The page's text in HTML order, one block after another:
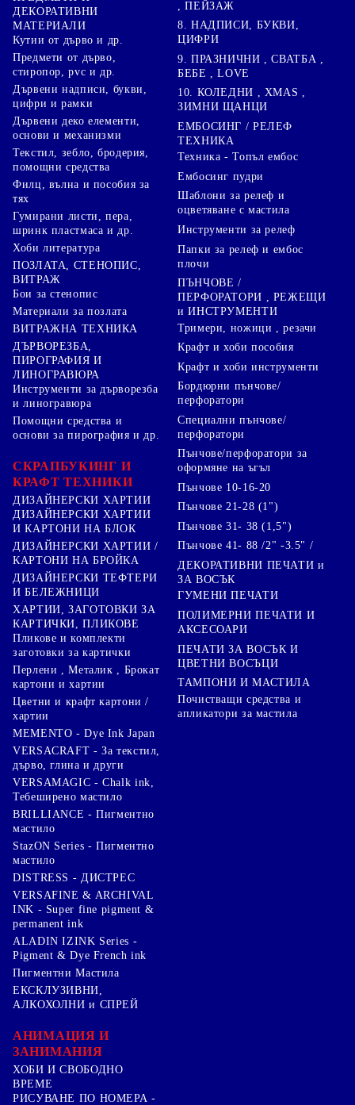
ДЕКОРАТИВНИ
МАТЕРИАЛИ
Кутии от дърво и др.
Предмети от дърво,
стиропор, pvc и др.
Дървени надписи, букви,
цифри и рамки
Дървени деко елементи,
основи и механизми
Текстил, зебло, бродерия,
помощни средства
Филц, вълна и пособия за
тях
Гумирани листи, пера,
шринк пластмаса и др.
Хоби литература
ПОЗЛАТА, СТЕНОПИС,
ВИТРАЖ
Бои за стенопис
Материали за позлата
ВИТРАЖНА ТЕХНИКА
ДЪРВОРЕЗБА,
ПИРОГРАФИЯ И
ЛИНОГРАВЮРА
Инструменти за дърворезба
и линогравюра
Помощни средства и
основи за пирография и др.
СКРАПБУКИНГ И
КРАФТ ТЕХНИКИ
ДИЗАЙНЕРСКИ ХАРТИИ
ДИЗАЙНЕРСКИ ХАРТИИ
И КАРТОНИ НА БЛОК
ДИЗАЙНЕРСКИ ХАРТИИ /
КАРТОНИ НА БРОЙКА
ДИЗАЙНЕРСКИ ТЕФТЕРИ
И БЕЛЕЖНИЦИ
ХАРТИИ, ЗАГОТОВКИ ЗА
КАРТИЧКИ, ПЛИКОВЕ
Пликове и комплекти
заготовки за картички
Перлени , Металик , Брокат
картони и хартии
Цветни и крафт картони /
хартии
, ПЕЙЗАЖ
8. НАДПИСИ, БУКВИ,
ЦИФРИ
9. ПРАЗНИЧНИ , СВАТБА ,
БЕБЕ , LOVE
10. КОЛЕДНИ , XMAS ,
ЗИМНИ ЩАНЦИ
ЕМБОСИНГ / РЕЛЕФ
ТЕХНИКА
Техника - Топъл ембос
Ембосинг пудри
Шаблони за релеф и
оцветяване с мастила
Инструменти за релеф
Папки за релеф и ембос
плочи
ПЪНЧОВЕ /
ПЕРФОРАТОРИ , РЕЖЕЩИ
и ИНСТРУМЕНТИ
Тримери, ножици , резачи
Крафт и хоби пособия
Крафт и хоби инструменти
Бордюрни пънчове/
перфоратори
Специални пънчове/
перфоратори
Пънчове/перфоратори за
оформяне на ъгъл
Пънчове 10-16-20
Пънчове 21-28 (1")
Пънчове 31- 38 (1,5")
Пънчове 41- 88 /2" -3.5" /
ДЕКОРАТИВНИ ПЕЧАТИ и
ЗА ВОСЪК
ГУМЕНИ ПЕЧАТИ
ПОЛИМЕРНИ ПЕЧАТИ И
АКСЕСОАРИ
ПЕЧАТИ ЗА ВОСЪК И
ЦВЕТНИ ВОСЪЦИ
ТАМПОНИ И МАСТИЛА
Почистващи средства и
апликатори за мастила
MEMENTO - Dye Ink Japan
VERSACRAFT - За текстил,
дърво, глина и други
VERSAMAGIC - Chalk ink,
Тебеширено мастило
BRILLIANCE - Пигментно
мастило
StazON Series - Пигментно
мастило
DISTRESS - ДИСТРЕС
VERSAFINE & ARCHIVAL
INK - Super fine pigment &
permanent ink
ALADIN IZINK Series -
Pigment & Dye French ink
Пигментни Мастила
ЕКСКЛУЗИВНИ,
АЛКОХОЛНИ и СПРЕЙ
АНИМАЦИЯ И
ЗАНИМАНИЯ
ХОБИ И СВОБОДНО
ВРЕМЕ
РИСУВАНЕ ПО НОМЕРА -